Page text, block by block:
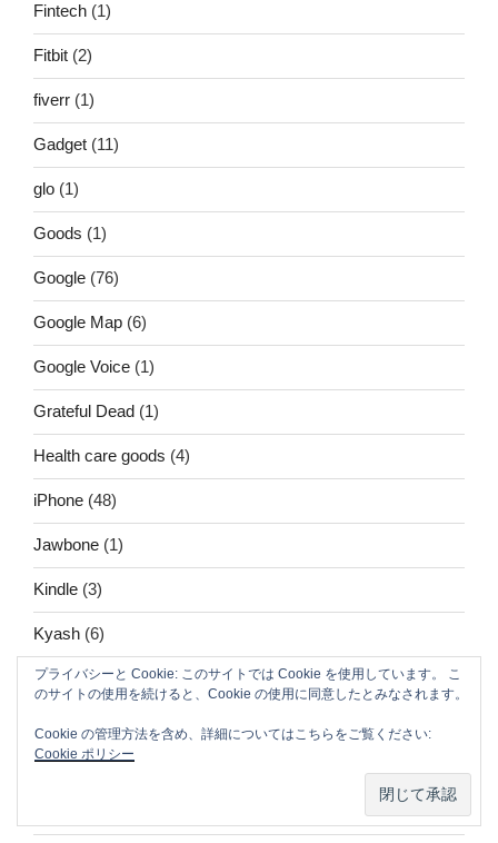
Fintech (1)
Fitbit (2)
fiverr (1)
Gadget (11)
glo (1)
Goods (1)
Google (76)
Google Map (6)
Google Voice (1)
Grateful Dead (1)
Health care goods (4)
iPhone (48)
Jawbone (1)
Kindle (3)
Kyash (6)
Levi's(R) COMMUTER(TM) (1)
LINE Pay(12)
プライバシーと Cookie: このサイトでは Cookie を使用しています。 こ
のサイトの使用を続けると、Cookie の使用に同意したとみなされます。
Cookie の管理方法を含め、詳細についてはこちらをご覧ください:
Cookie ポリシー